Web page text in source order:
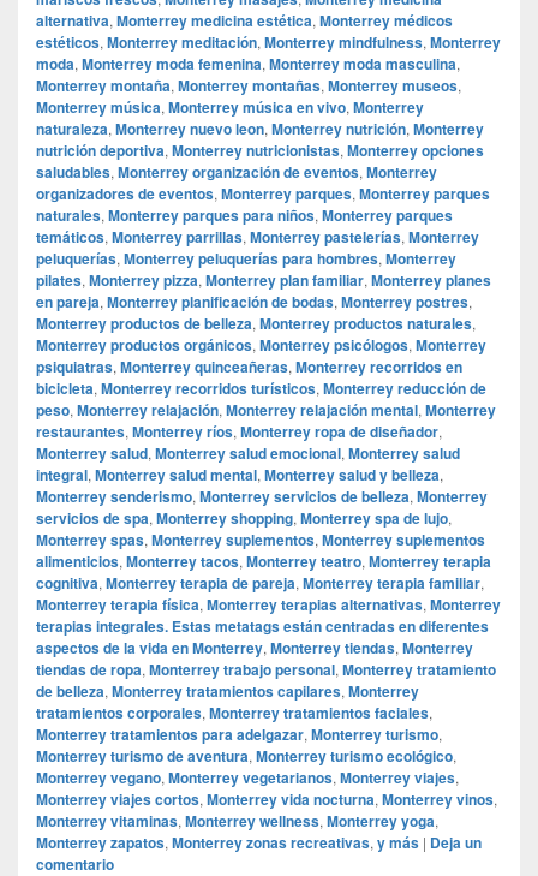
alternativa, Monterrey medicina estética, Monterrey médicos
estéticos, Monterrey meditación, Monterrey mindfulness, Monterrey
moda, Monterrey moda femenina, Monterrey moda masculina,
Monterrey montaña, Monterrey montañas, Monterrey museos,
Monterrey música, Monterrey música en vivo, Monterrey
naturaleza, Monterrey nuevo leon, Monterrey nutrición, Monterrey
nutrición deportiva, Monterrey nutricionistas, Monterrey opciones
saludables, Monterrey organización de eventos, Monterrey
organizadores de eventos, Monterrey parques, Monterrey parques
naturales, Monterrey parques para niños, Monterrey parques
temáticos, Monterrey parrillas, Monterrey pastelerías, Monterrey
peluquerías, Monterrey peluquerías para hombres, Monterrey
pilates, Monterrey pizza, Monterrey plan familiar, Monterrey planes
en pareja, Monterrey planificación de bodas, Monterrey postres,
Monterrey productos de belleza, Monterrey productos naturales,
Monterrey productos orgánicos, Monterrey psicólogos, Monterrey
psiquiatras, Monterrey quinceañeras, Monterrey recorridos en
bicicleta, Monterrey recorridos turísticos, Monterrey reducción de
peso, Monterrey relajación, Monterrey relajación mental, Monterrey
restaurantes, Monterrey ríos, Monterrey ropa de diseñador,
Monterrey salud, Monterrey salud emocional, Monterrey salud
integral, Monterrey salud mental, Monterrey salud y belleza,
Monterrey senderismo, Monterrey servicios de belleza, Monterrey
servicios de spa, Monterrey shopping, Monterrey spa de lujo,
Monterrey spas, Monterrey suplementos, Monterrey suplementos
alimenticios, Monterrey tacos, Monterrey teatro, Monterrey terapia
cognitiva, Monterrey terapia de pareja, Monterrey terapia familiar,
Monterrey terapia física, Monterrey terapias alternativas, Monterrey
terapias integrales. Estas metatags están centradas en diferentes
aspectos de la vida en Monterrey, Monterrey tiendas, Monterrey
tiendas de ropa, Monterrey trabajo personal, Monterrey tratamiento
de belleza, Monterrey tratamientos capilares, Monterrey
tratamientos corporales, Monterrey tratamientos faciales,
Monterrey tratamientos para adelgazar, Monterrey turismo,
Monterrey turismo de aventura, Monterrey turismo ecológico,
Monterrey vegano, Monterrey vegetarianos, Monterrey viajes,
Monterrey viajes cortos, Monterrey vida nocturna, Monterrey vinos,
Monterrey vitaminas, Monterrey wellness, Monterrey yoga,
Monterrey zapatos, Monterrey zonas recreativas, y más | Deja un
comentario